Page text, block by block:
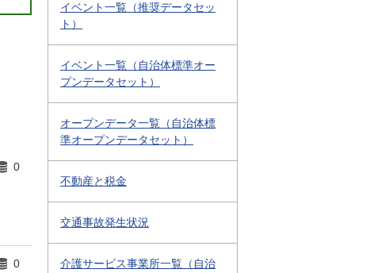
0
0
イベント一覧（推奨データセッ
ト）
イベント一覧（自治体標準オー
プンデータセット）
オープンデータ一覧（自治体標
準オープンデータセット）
不動産と税金
交通事故発生状況
介護サービス事業所一覧（自治